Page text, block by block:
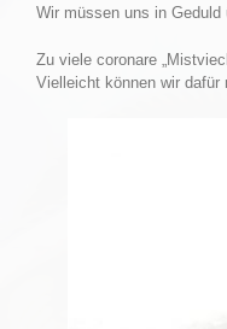
Wir müssen uns in Geduld
Zu viele coronare
Vielleicht können wir dafür